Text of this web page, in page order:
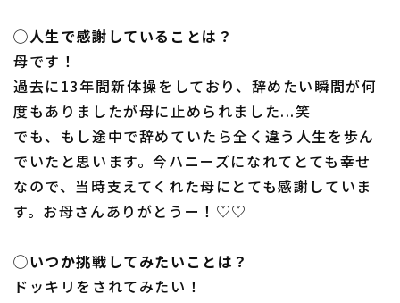
◯人生で感謝していることは？
母です！
過去に13年間新体操をしており、辞めたい瞬間が何
度もありましたが母に止められました...笑
でも、もし途中で辞めていたら全く違う人生を歩ん
でいたと思います。今ハニーズになれてとても幸せ
なので、当時支えてくれた母にとても感謝していま
す。お母さんありがとうー！♡♡
◯いつか挑戦してみたいことは？
ドッキリをされてみたい！